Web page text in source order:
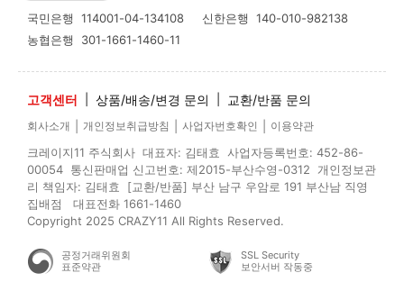
국민은행 114001-04-134108 신한은행 140-010-982138
농협은행 301-1661-1460-11
고객센터 상품/배송/변경 문의 교환/반품 문의
회사소개 개인정보취급방침 사업자번호확인 이용약관
크레이지11 주식회사 대표자: 김태효 사업자등록번호: 452-86-
00054 통신판매업 신고번호: 제2015-부산수영-0312 개인정보관
리 책임자: 김태효 [교환/반품] 부산 남구 우암로 191 부산남 직영
집배점 대표전화 1661-1460
Copyright 2025 CRAZY11 All Rights Reserved.
공정거래위원회
표준약관
SSL Security
보안서버 작동중